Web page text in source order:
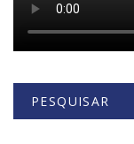
PESQUISAR